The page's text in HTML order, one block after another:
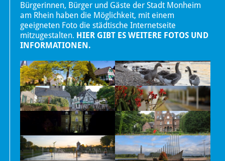
Bürgerinnen, Bürger und Gäste der Stadt Monheim
am Rhein haben die Möglichkeit, mit einem
geeigneten Foto die städtische Internetseite
mitzugestalten. HIER GIBT ES WEITERE FOTOS UND
INFORMATIONEN.